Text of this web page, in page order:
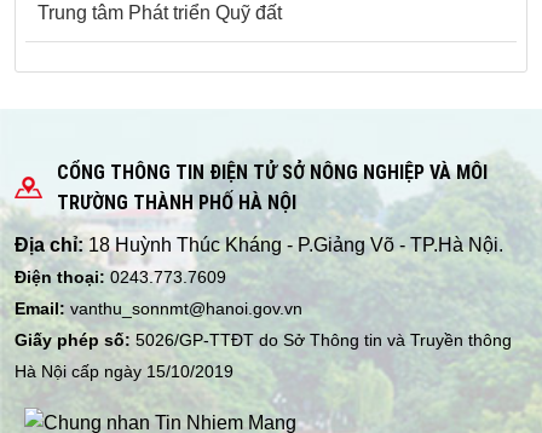
Trung tâm Phát triển Quỹ đất
CỔNG THÔNG TIN ĐIỆN TỬ SỞ NÔNG NGHIỆP VÀ MÔI
TRƯỜNG THÀNH PHỐ HÀ NỘI
Địa chỉ: 18 Huỳnh Thúc Kháng - P.Giảng Võ - TP.Hà Nội.
Điện thoại: 0243.773.7609
Email: vanthu_sonnmt@hanoi.gov.vn
Giấy phép số: 5026/GP-TTĐT do Sở Thông tin và Truyền thông
Hà Nội cấp ngày 15/10/2019